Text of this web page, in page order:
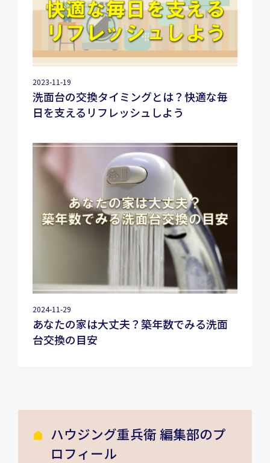
2023-11-19
洗面台の交換タイミングとは？快適な毎
日を支えるリフレッシュしよう
2024-11-29
あなたの家は大丈夫？築年数でみる洗面
台交換の目安
ハウジング重兵衛 編集部のプ
ロフィール